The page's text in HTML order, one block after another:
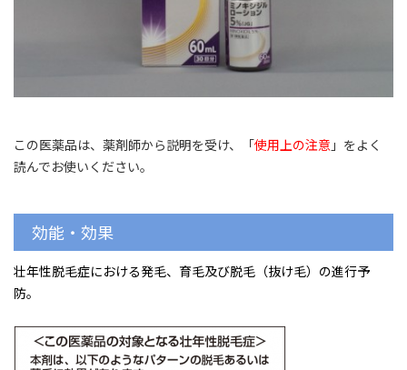
この医薬品は、薬剤師から説明を受け、「使用上の注意 」をよく
読んでお使いください。
効能・効果
壮年性脱毛症における発毛、育毛及び脱毛（抜け毛）の進行予
防。